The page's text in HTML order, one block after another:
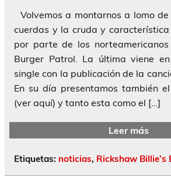
Volvemos a montarnos a lomo
cuerdas y la cruda y
por parte de los norteamericanos
Burger Patrol. La última viene
single con la publicación de la
En su día presentamos también el
(ver aquí) y tanto esta como el […]
Leer más
Etiquetas: noticias, Rickshaw Billie’s